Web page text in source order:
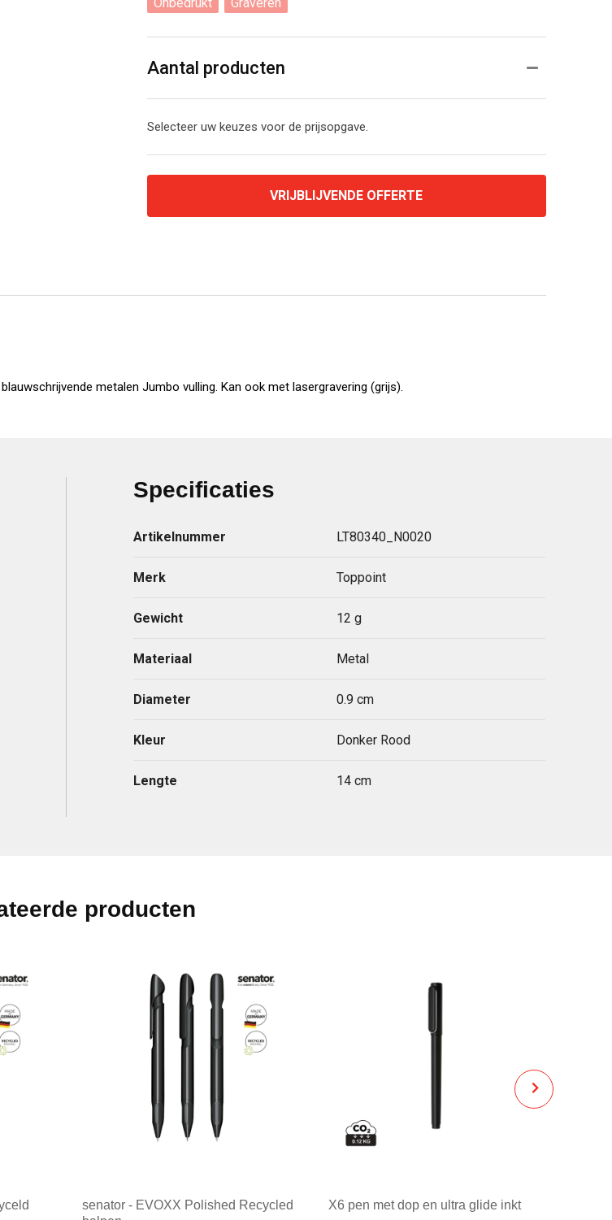
Onbedrukt
Graveren
Aantal producten
Selecteer uw keuzes voor de prijsopgave.
VRIJBLIJVENDE OFFERTE
metalen Jumbo vulling. Kan ook met lasergravering (grijs).
Specificaties
Artikelnummer LT80340_N0020
Merk Toppoint
Gewicht 12 g
Materiaal Metal
Diameter 0.9 cm
Kleur Donker Rood
Lengte 14 cm
producten
senator - EVOXX Polished Recycled
X6 pen met dop en ultra glide inkt